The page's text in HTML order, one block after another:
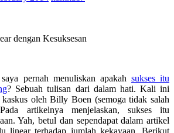
dengan Kesuksesan
pernah menuliskan apakah sukses itu
? Sebuah tulisan dari dalam hati. Kali ini
oleh Billy Boen (semoga tidak salah
artikelnya menjelaskan, sukses itu
Yah, betul dan sependapat dalam artikel
linear terhadap jumlah kekayaan. Berikut